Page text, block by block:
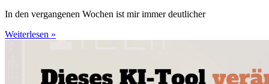
In den vergangenen Wochen ist mir immer deutlicher
Weiterlesen »